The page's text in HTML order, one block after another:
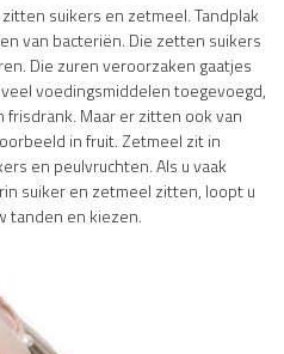
suikers en zetmeel. Tandplak
van bacteriën. Die zetten suikers
Die zuren veroorzaken gaatjes
voedingsmiddelen toegevoegd,
Maar er zitten ook van
in fruit. Zetmeel zit in
en peulvruchten. Als u vaak
suiker en zetmeel zitten, loopt u
tanden en kiezen.